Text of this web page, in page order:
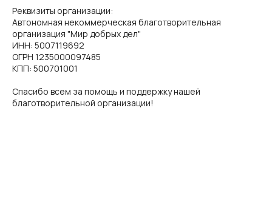
Реквизиты организации:
Автономная некоммерческая благотворительная
организация "Мир добрых дел"
ИНН: 5007119692
ОГРН 1235000097485
КПП: 500701001
Спасибо всем за помощь и поддержку нашей
благотворительной организации!